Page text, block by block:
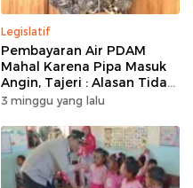
Legislatif
Pembayaran Air PDAM
Mahal Karena Pipa Masuk
Angin, Tajeri : Alasan Tidak
Masuk Akal
3 minggu yang lalu